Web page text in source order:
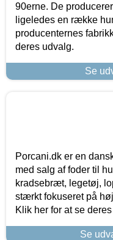
90erne. De
ligeledes en række
producenternes
deres udvalg.
Se
Porcani.dk er en
med salg af foder til
kradsebræt, legetøj,
stærkt fokuseret på
Klik her for at se
Se